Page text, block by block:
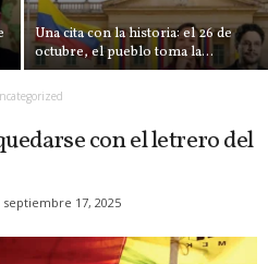
Una cita con la historia: el 26 de
octubre, el pueblo toma la...
con el letrero del
septiembre 17, 2025